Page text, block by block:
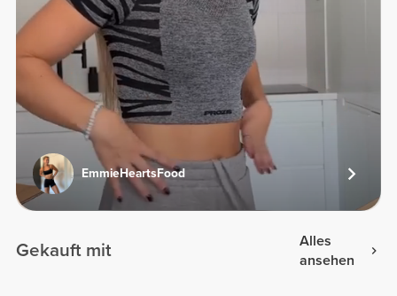
EmmieHeartsFood
Gekauft mit
Alles
ansehen